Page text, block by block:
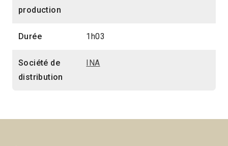
production
Durée 1h03
Société de
distribution
INA